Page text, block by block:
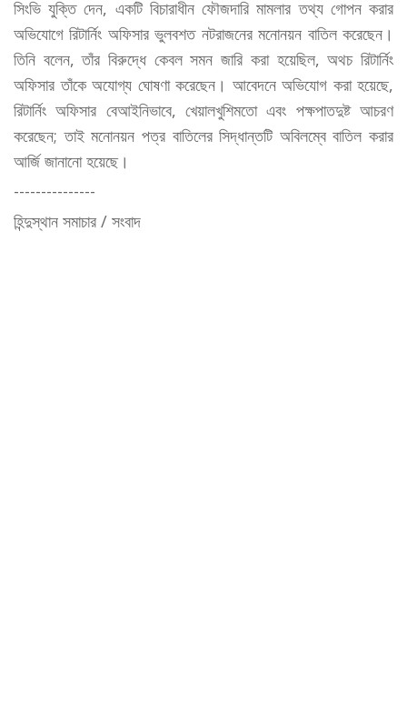
সিংভি যুক্তি দেন, একটি বিচারাধীন ফৌজদারি মামলার তথ্য গোপন করার
অভিযোগে রিটার্নিং অফিসার ভুলবশত নটরাজনের মনোনয়ন বাতিল করেছেন।
তিনি বলেন, তাঁর বিরুদ্ধে কেবল সমন জারি করা হয়েছিল, অথচ রিটার্নিং
অফিসার তাঁকে অযোগ্য ঘোষণা করেছেন। আবেদনে অভিযোগ করা হয়েছে,
রিটার্নিং অফিসার বেআইনিভাবে, খেয়ালখুশিমতো এবং পক্ষপাতদুষ্ট আচরণ
করেছেন; তাই মনোনয়ন পত্র বাতিলের সিদ্ধান্তটি অবিলম্বে বাতিল করার
আর্জি জানানো হয়েছে।
---------------
হিন্দুস্থান সমাচার / সংবাদ